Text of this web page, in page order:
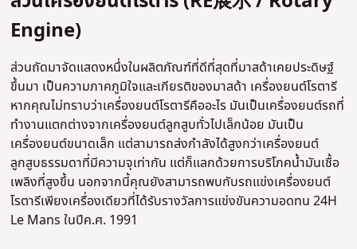
Engine)
ส่วนถัดมาจัดแสดงหนึ่งในผลิตภัณฑ์ที่ดีที่สุดที่มาสด้าเคยประดิษฐ์
ขึ้นมา เป็นความภาคภูมิใจและเกียรติของมาสด้า เครื่องยนต์โรตารี
หากคุณไม่ทราบว่าเครื่องยนต์โรตารีคืออะไร มันเป็นเครื่องยนต์รถที่
ทำงานแตกต่างจากเครื่องยนต์ลูกสูบทั่วไปเล็กน้อย มันเป็น
เครื่องยนต์ขนาดเล็ก แต่สามารถส่งกำลังได้สูงกว่าเครื่องยนต์
ลูกสูบธรรมดาที่มีความจุเท่ากัน แต่ก็แลกด้วยการบริโภคน้ำมันเชื้อ
เพลิงที่สูงขึ้น นอกจากนี้คุณยังสามารถพบกับรถแข่งเครื่องยนต์
โรตารีเพียงเครื่องเดียวที่ได้รับรางวัลการแข่งขันความอดทน 24H
Le Mans ในปีค.ศ. 1991